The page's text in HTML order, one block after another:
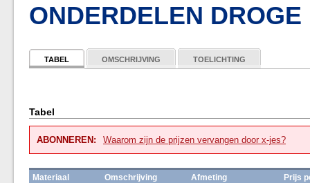
ONDERDELEN
TABEL OMSCHRIJVING TOELICHTING
Tabel
ABONNEREN: Waarom zijn de prijzen vervangen door x-jes?
Materiaal Omschrijving Afmeting
Prijs